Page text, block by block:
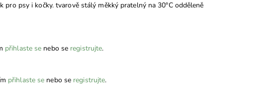
psy i kočky. tvarově stálý měkký pratelný na 30°C odděleně
přihlaste se nebo se registrujte.
přihlaste se nebo se registrujte.